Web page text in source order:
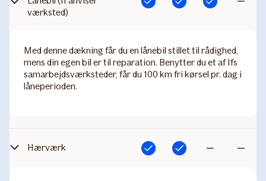
værksted)​
Med denne dækning får du en lånebil stillet til rådighed,
mens din egen bil er til reparation. Benytter du et af Ifs
samarbejdsværksteder, får du 100 km fri kørsel pr. dag i
låneperioden. ​
Hærværk Inkluderet
Inkluderet